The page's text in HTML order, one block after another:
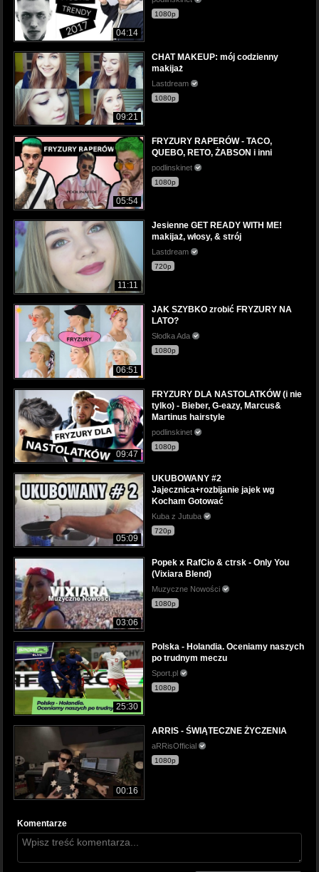
04:14
1080p
09:21
CHAT MAKEUP: mój codzienny
makijaż
Lastdream
1080p
05:54
FRYZURY RAPERÓW - TACO,
QUEBO, RETO, ŻABSON i inni
podlinskinet
1080p
11:11
Jesienne GET READY WITH ME!
makijaż, włosy, & strój
Lastdream
720p
06:51
JAK SZYBKO zrobić FRYZURY NA
LATO?
Słodka Ada
1080p
09:47
FRYZURY DLA NASTOLATKÓW (i nie
tylko) - Bieber, G-eazy, Marcus&
Martinus hairstyle
podlinskinet
1080p
05:09
UKUBOWANY #2
Jajecznica+rozbijanie jajek wg
Kocham Gotować
Kuba z Jutuba
720p
03:06
Popek x RafCio & ctrsk - Only You
(Vixiara Blend)
Muzyczne Nowości
1080p
25:30
Polska - Holandia. Oceniamy naszych
po trudnym meczu
Sport.pl
1080p
00:16
ARRIS - ŚWIĄTECZNE ŻYCZENIA
aRRisOfficial
1080p
Komentarze